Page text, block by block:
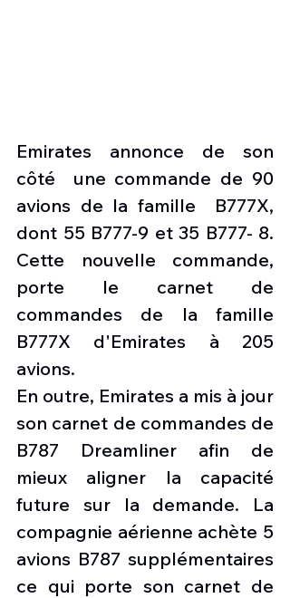
Emirates annonce de son
côté  une commande de 90
avions de la famille  B777X,
dont 55 B777-9 et 35 B777- 8.
Cette nouvelle commande,
porte le carnet de
commandes de la famille
B777X d'Emirates à 205
avions.
En outre, Emirates a mis à jour
son carnet de commandes de
B787 Dreamliner afin de
mieux aligner la capacité
future sur la demande. La
compagnie aérienne achète 5
avions B787 supplémentaires
ce qui porte son carnet de